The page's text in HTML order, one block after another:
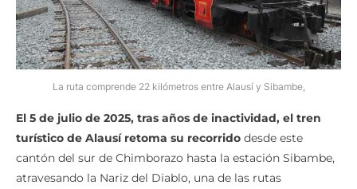
La ruta comprende 22 kilómetros entre Alausí y Sibambe,
El 5 de julio de 2025, tras años de inactividad, el tren
turístico de Alausí retoma su recorrido desde este
cantón del sur de Chimborazo hasta la estación Sibambe,
atravesando la Nariz del Diablo, una de las rutas